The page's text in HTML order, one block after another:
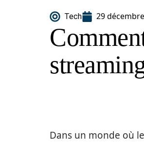
Tech 29
Dans un monde où